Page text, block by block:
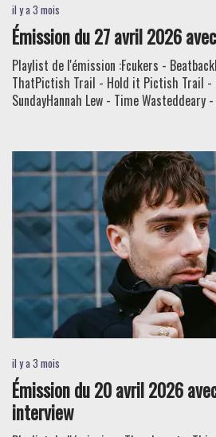
il y a 3 mois
Émission du 27 avril 2026
Playlist de l'émission :Fcukers -
ThatPictish Trail - Hold it Pictish Trail -
SundayHannah Lew - Time Wasteddeary
il y a 3 mois
Émission du 20 avril 2026
interview